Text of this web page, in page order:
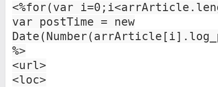
<%for(var
var postTime = new
%>
<url>
<loc>